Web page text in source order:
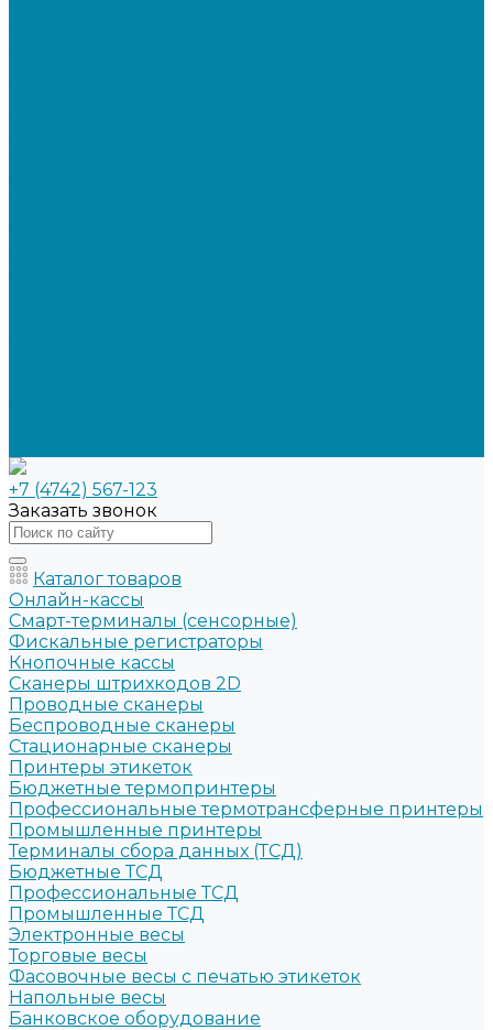
+7 (4742) 567-123
Заказать звонок
Каталог товаров
Онлайн-кассы
Смарт-терминалы (сенсорные)
Фискальные регистраторы
Кнопочные кассы
Сканеры штрихкодов 2D
Проводные сканеры
Беспроводные сканеры
Стационарные сканеры
Принтеры этикеток
Бюджетные термопринтеры
Профессиональные термотрансферные принтеры
Промышленные принтеры
Терминалы сбора данных (ТСД)
Бюджетные ТСД
Профессиональные ТСД
Промышленные ТСД
Электронные весы
Торговые весы
Фасовочные весы с печатью этикеток
Напольные весы
Банковское оборудование